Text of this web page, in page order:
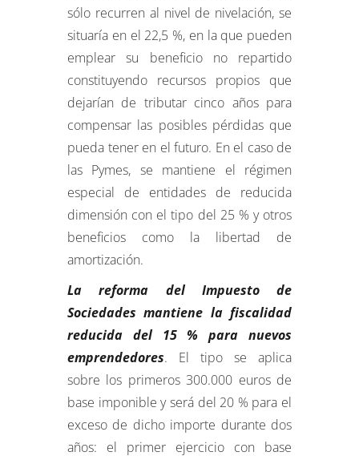
sólo recurren al nivel de nivelación, se
situaría en el 22,5 %, en la que pueden
emplear su beneficio no repartido
constituyendo recursos propios que
dejarían de tributar cinco años para
compensar las posibles pérdidas que
pueda tener en el futuro. En el caso de
las Pymes, se mantiene el régimen
especial de entidades de reducida
dimensión con el tipo del 25 % y otros
beneficios como la libertad de
amortización.
La reforma del Impuesto de
Sociedades mantiene la fiscalidad
reducida del 15 % para nuevos
emprendedores. El tipo se aplica
sobre los primeros 300.000 euros de
base imponible y será del 20 % para el
exceso de dicho importe durante dos
años: el primer ejercicio con base